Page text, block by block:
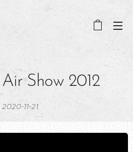
Show 2012
2020-11-21